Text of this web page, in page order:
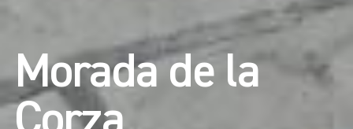
Morada de la